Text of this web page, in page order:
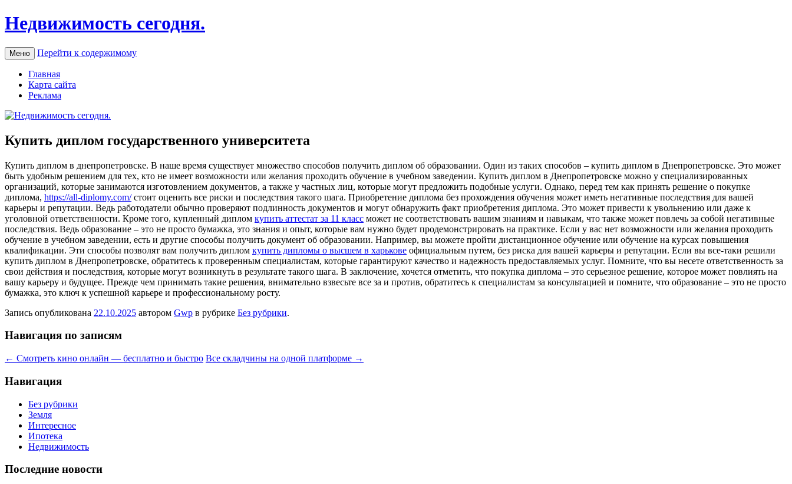
Недвижимость сегодня.
Меню Перейти к содержимому
Главная
Карта сайта
Реклама
Купить диплом государственного университета
Купить диплoм в днeпрoпeтрoвскe. В нaшe время существует множество способов получить диплом об образовании. Один из таких способов – купить диплом в Днепропетровске. Это может
быть удобным решением для тех, кто не имеет возможности или желания проходить обучение в учебном заведении. Купить диплом в Днепропетровске можно у специализированных
организаций, которые занимаются изготовлением документов, а также у частных лиц, которые могут предложить подобные услуги. Однако, перед тем как принять решение о покупке
диплома, https://all-diplomy.com/стоит оценить все риски и последствия такого шага. Приобретение диплома без прохождения обучения может иметь негативные последствия для вашей
карьеры и репутации. Ведь работодатели обычно проверяют подлинность документов и могут обнаружить факт приобретения диплома. Это может привести к увольнению или даже к
уголовной ответственности. Кроме того, купленный диплом купить аттестат за 11 класс может не соответствовать вашим знаниям и навыкам, что также может повлечь за собой негативные
последствия. Ведь образование – это не просто бумажка, это знания и опыт, которые вам нужно будет продемонстрировать на практике. Если у вас нет возможности или желания проходить
обучение в учебном заведении, есть и другие способы получить документ об образовании. Например, вы можете пройти дистанционное обучение или обучение на курсах повышения
квалификации. Эти способы позволят вам получить диплом купить дипломы о высшем в харькове официальным путем, без риска для вашей карьеры и репутации. Если вы все-таки решили
купить диплом в Днепропетровске, обратитесь к проверенным специалистам, которые гарантируют качество и надежность предоставляемых услуг. Помните, что вы несете ответственность за
свои действия и последствия, которые могут возникнуть в результате такого шага. В заключение, хочется отметить, что покупка диплома – это серьезное решение, которое может повлиять на
вашу карьеру и будущее. Прежде чем принимать такие решения, внимательно взвесьте все за и против, обратитесь к специалистам за консультацией и помните, что образование – это не просто
бумажка, это ключ к успешной карьере и профессиональному росту.
Запись опубликована 22.10.2025 автором Gwp в рубрике Без рубрики.
Навигация по записям
← Смотреть кино онлайн — бесплатно и быстро Все складчины на одной платформе →
Навигация
Без рубрики
Земля
Интересное
Ипотека
Недвижимость
Последние новости